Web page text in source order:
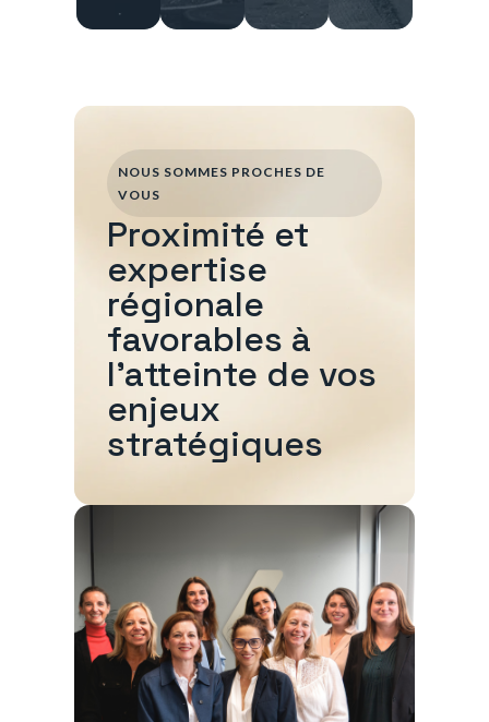
NOUS SOMMES PROCHES DE
VOUS
Proximité et
expertise
régionale
favorables à
l'atteinte de vos
enjeux
stratégiques